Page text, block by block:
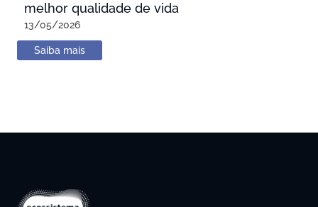
melhor qualidade de vida
13/05/2026
Saiba mais